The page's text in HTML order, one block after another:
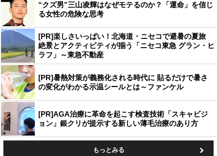
“クズ男”三山凌輝はなぜモテるのか？「運命」を信じ
る女性の危険な思考
[PR]楽しさいっぱい！北海道・ニセコで避暑の夏旅
絶景とアクティビティが揃う「ニセコ東急 グラン・ヒ
ラフ」～東急不動産
[PR]暑熱対策が義務化される時代に 貼るだけで暑さ
の変化がわかる示温シールとは～ファンケル
[PR]AGA治療に革命を起こす検査技術「スキャビジ
ョン」銀クリが提示する新しい薄毛治療のあり方
もっとみる